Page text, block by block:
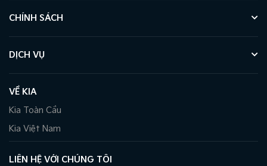
CHÍNH SÁCH
DỊCH VỤ
VỀ KIA
Kia Toàn Cầu
Kia Việt Nam
LIÊN HỆ VỚI CHÚNG TÔI